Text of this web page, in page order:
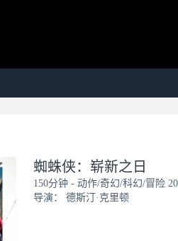
蜘蛛侠：崭新之日
150分钟 - 动作/奇幻/科幻/冒险
导演： 德斯汀·克里顿